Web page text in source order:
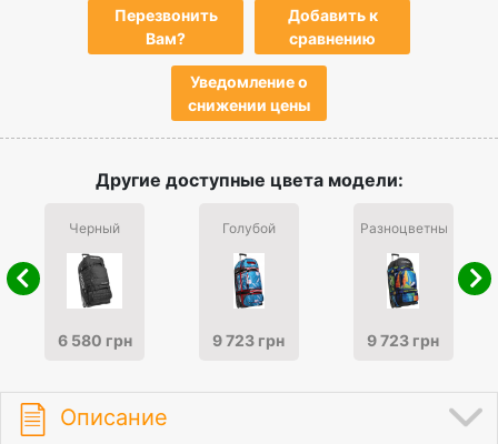
Перезвонить
Вам?
Добавить к
сравнению
Уведомление о
снижении цены
Другие доступные цвета модели:
Черный
6 580 грн
Голубой
9 723 грн
Разноцветный
9 723 грн
Описание